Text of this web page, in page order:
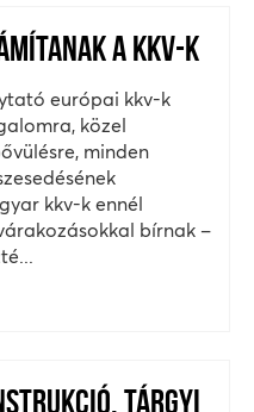
A KKV-K
európai kkv-k
közel
minden
kkv-k ennél
bírnak –